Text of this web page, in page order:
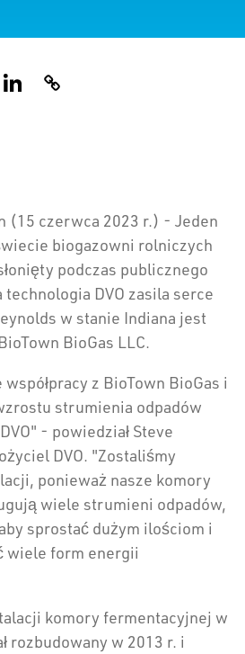
(15 czerwca 2023 r.) - Jeden
biogazowni rolniczych
podczas publicznego
DVO zasila serce
w stanie Indiana jest
BioGas LLC.
z BioTown BioGas i
strumienia odpadów
- powiedział Steve
DVO. "Zostaliśmy
ponieważ nasze komory
wiele strumieni odpadów,
sprostać dużym ilościom i
wiele form energii
komory fermentacyjnej w
rozbudowany w 2013 r. i